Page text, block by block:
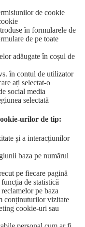
de cookie
în formularele de
de pe toate
adăugate în coșul de
în contul de utilizator
ați selectat-o
social media
selectată
urilor de tip:
și a interacțiunilor
baza pe numărul
pe fiecare pagină
de statistică
pe baza
conținuturilor vizitate
cookie-uri sau